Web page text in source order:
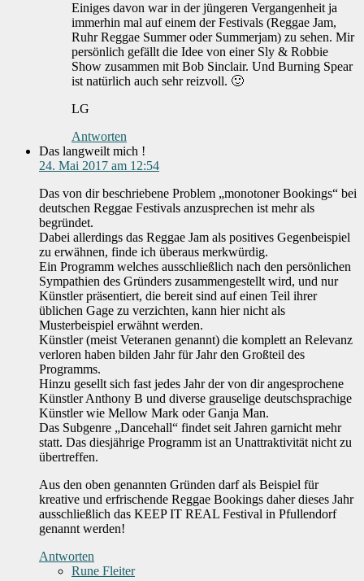
Einiges davon war in der jüngeren Vergangenheit ja
immerhin mal auf einem der Festivals (Reggae Jam,
Ruhr Reggae Summer oder Summerjam) zu sehen. Mir
persönlich gefällt die Idee von einer Sly & Robbie
Show zusammen mit Bob Sinclair. Und Burning Spear
ist natürlich auch sehr reizvoll. 🙂
LG
Antworten
Das langweilt mich !
24. Mai 2017 am 12:54
Das von dir beschriebene Problem „monotoner Bookings“ bei
deutschen Reggae Festivals anzusprechen ist mehr als
begründet.
Dabei allerdings das Reggae Jam als positives Gegenbeispiel
zu erwähnen, finde ich überaus merkwürdig.
Ein Programm welches ausschließlich nach den persönlichen
Sympathien des Gründers zusammengestellt wird, und nur
Künstler präsentiert, die bereit sind auf einen Teil ihrer
üblichen Gage zu verzichten, kann hier nicht als
Musterbeispiel erwähnt werden.
Künstler (meist Veteranen genannt) die komplett an Relevanz
verloren haben bilden Jahr für Jahr den Großteil des
Programms.
Hinzu gesellt sich fast jedes Jahr der von dir angesprochene
Künstler Anthony B und diverse grauselige deutschsprachige
Künstler wie Mellow Mark oder Ganja Man.
Das Subgenre „Dancehall“ findet seit Jahren garnicht mehr
statt. Das diesjährige Programm ist an Unattraktivität nicht zu
übertreffen.
Aus den oben genannten Gründen darf als Beispiel für
kreative und erfrischende Reggae Bookings daher dieses Jahr
ausschließlich das KEEP IT REAL Festival in Pfullendorf
genannt werden!
Antworten
Rune Fleiter